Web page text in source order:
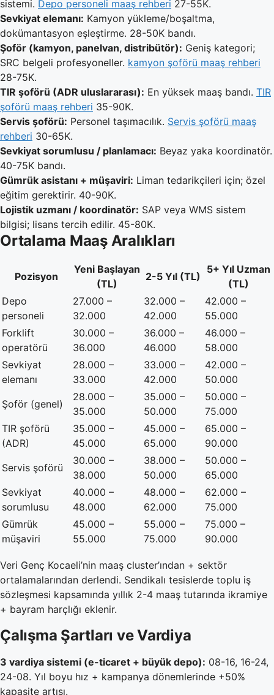
sistemi. Depo personeli maaş rehberi 27-55K.
Sevkiyat elemanı: Kamyon yükleme/boşaltma,
dokümantasyon eşleştirme. 28-50K bandı.
Şoför (kamyon, panelvan, distribütör): Geniş kategori;
SRC belgeli profesyoneller. kamyon şoförü maaş rehberi
28-75K.
TIR şoförü (ADR uluslararası): En yüksek maaş bandı. TIR
şoförü maaş rehberi 35-90K.
Servis şoförü: Personel taşımacılık. Servis şoförü maaş
rehberi 30-65K.
Sevkiyat sorumlusu / planlamacı: Beyaz yaka koordinatör.
40-75K bandı.
Gümrük asistanı + müşaviri: Liman tedarikçileri için; özel
eğitim gerektirir. 40-90K.
Lojistik uzmanı / koordinatör: SAP veya WMS sistem
bilgisi; lisans tercih edilir. 45-80K.
Ortalama Maaş Aralıkları
Pozisyon
Yeni Başlayan
(TL)
2-5 Yıl (TL)
5+ Yıl Uzman
(TL)
Depo
personeli
27.000 –
32.000
32.000 –
42.000
42.000 –
55.000
Forklift
operatörü
30.000 –
36.000
36.000 –
46.000
46.000 –
58.000
Sevkiyat
elemanı
28.000 –
33.000
33.000 –
42.000
42.000 –
50.000
Şoför (genel)
28.000 –
35.000
35.000 –
50.000
50.000 –
75.000
TIR şoförü
(ADR)
35.000 –
45.000
45.000 –
65.000
65.000 –
90.000
Servis şoförü
30.000 –
38.000
38.000 –
50.000
50.000 –
65.000
Sevkiyat
sorumlusu
40.000 –
48.000
48.000 –
62.000
62.000 –
75.000
Gümrük
müşaviri
45.000 –
55.000
55.000 –
75.000
75.000 –
90.000
Veri Genç Kocaeli’nin maaş cluster’ından + sektör
ortalamalarından derlendi. Sendikalı tesislerde toplu iş
sözleşmesi kapsamında yıllık 2-4 maaş tutarında ikramiye
+ bayram harçlığı eklenir.
Çalışma Şartları ve Vardiya
3 vardiya sistemi (e-ticaret + büyük depo): 08-16, 16-24,
24-08. Yıl boyu hız + kampanya dönemlerinde +50%
kapasite artışı.